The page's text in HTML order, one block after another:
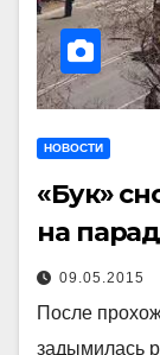
НОВОСТИ
«Бук»
на
09.05.2015
После
задымилась